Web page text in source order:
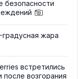
безопасности
жара
встретились
возгорания